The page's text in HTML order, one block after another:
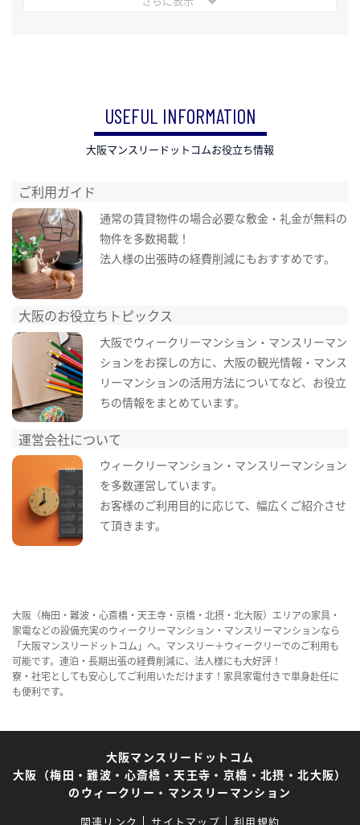
USEFUL INFORMATION
大阪マンスリードットコムお役立ち情報
ご利用ガイド
通常の賃貸物件の場合必要な敷金・礼金が無料の
物件を多数掲載！
法人様の出張時の経費削減にもおすすめです。
大阪のお役立ちトピックス
大阪でウィークリーマンション・マンスリーマン
ションをお探しの方に、大阪の観光情報・マンス
リーマンションの活用方法についてなど、お役立
ちの情報をまとめています。
運営会社について
ウィークリーマンション・マンスリーマンション
を多数運営しています。
お客様のご利用目的に応じて、幅広くご紹介させ
て頂きます。
大阪（梅田・難波・心斎橋・天王寺・京橋・北摂・北大阪）エリアの家具・
家電などの設備充実のウィークリーマンション・マンスリーマンションなら
「大阪マンスリードットコム」へ。マンスリー＋ウィークリーでのご利用も
可能です。連泊・長期出張の経費削減に、法人様にも大好評！
寮・社宅としても安心してご利用いただけます！家具家電付きで単身赴任に
も便利です。
大阪マンスリードットコム
大阪（梅田・難波・心斎橋・天王寺・京橋・北摂・北大阪）
のウィークリー・マンスリーマンション
関連リンク サイトマップ 利用規約